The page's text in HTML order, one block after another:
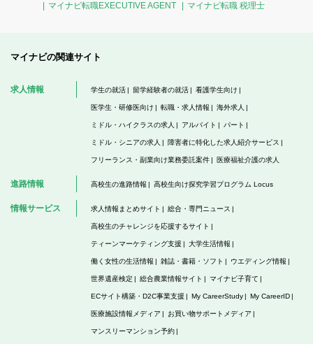
マイナビ転職EXECUTIVE AGENT
マイナビ転職 税理士
マイナビの関連サイト
求人情報 学生の就活 留学経験者の就活 看護学生向け
医学生・研修医向け 転職・求人情報 海外求人
ミドル・ハイクラスの求人 アルバイト パート
ミドル・シニアの求人 障害者に特化した求人紹介サービス
フリーランス・副業向け業務委託案件 医療福祉介護の求人
進路情報 高校生の進路情報 高校生向け探究学習プログラム Locus
情報サービス 求人情報まとめサイト 総合・専門ニュース
高校生のチャレンジを応援するサイト
ティーンマーケティング支援 大学生活情報
働く女性の生活情報 雑誌・書籍・ソフト ウエディング情報
世界遺産検定 総合農業情報サイト マイナビ子育て
ECサイト構築・D2C事業支援 My CareerStudy My CareerID
医療施設情報メディア お買い物サポートメディア
マンスリーマンション予約